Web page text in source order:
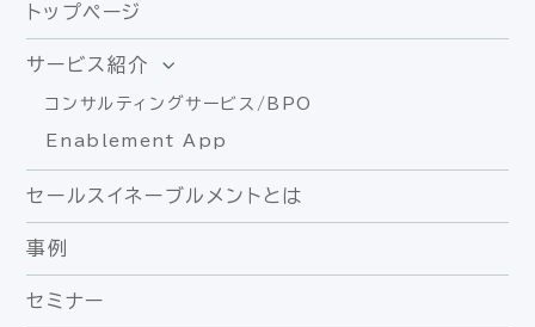
トップページ
サービス紹介
コンサルティングサービス/BPO
Enablement App
セールスイネーブルメントとは
事例
セミナー